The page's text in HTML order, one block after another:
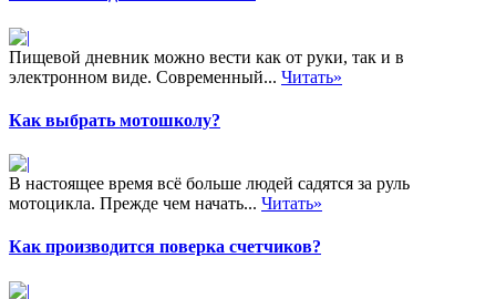
Пищевой дневник можно вести как от руки, так и в
электронном виде. Современный... Читать»
Как выбрать мотошколу?
В настоящее время всё больше людей садятся за руль
мотоцикла. Прежде чем начать... Читать»
Как производится поверка счетчиков?